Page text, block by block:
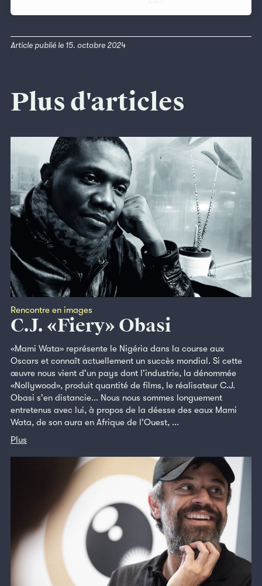
Article publié le 15. octobre 2024
Plus d'articles
Rencontre en images
C.J. «Fiery» Obasi
«Mami Wata» représente le Nigéria dans la course aux
Oscars et connaît actuellement un succès mondial. Si cette
œuvre nous vient d'un pays dont l'industrie, la dénommée
«Nollywood», produit quantité de films, le réalisateur C.J.
Obasi s'en distancie... Nous nous sommes longuement
entretenus avec lui, à propos de la déesse des eaux Mami
Wata, de son aura en Afrique de l'Ouest, ...
Plus